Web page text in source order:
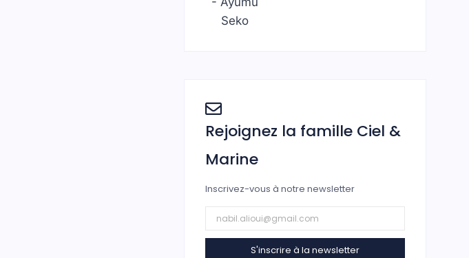
Rejoignez la famille Ciel &
Marine
Inscrivez-vous à notre newsletter
S'inscrire à la newsletter